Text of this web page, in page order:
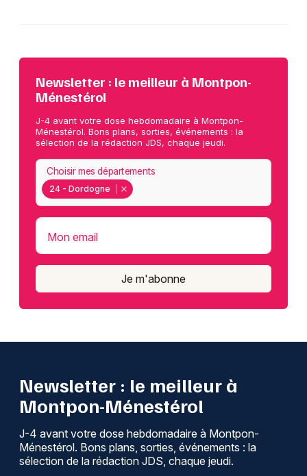
Newsletter : le meilleur à Montpon-
Ménestérol
J-4 avant votre dose hebdomadaire à Montpon-
Ménestérol. Bons plans, sorties, événements : la
sélection de la rédaction JDS, chaque jeudi.
24 - Dordogne
Choisir mes départements
Mon email
Je m'abonne
Newsletter : le meilleur à
Montpon-Ménestérol
J-4 avant votre dose hebdomadaire à Montpon-
Ménestérol. Bons plans, sorties, événements : la
sélection de la rédaction JDS, chaque jeudi.